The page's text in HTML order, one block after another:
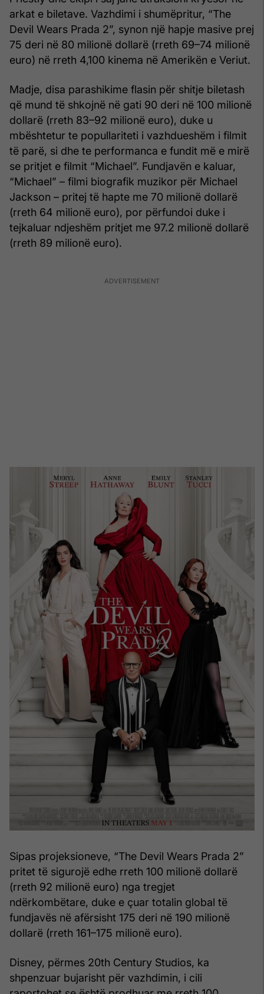
arkat e biletave. Vazhdimi i shumëpritur, “The
Devil Wears Prada 2”, synon një hapje masive prej
75 deri në 80 milionë dollarë (rreth 69–74 milionë
euro) në rreth 4,100 kinema në Amerikën e Veriut.
Madje, disa parashikime flasin për shitje biletash
që mund të shkojnë në gati 90 deri në 100 milionë
dollarë (rreth 83–92 milionë euro), duke u
mbështetur te popullariteti i vazhdueshëm i filmit
të parë, si dhe te performanca e fundit më e mirë
se pritjet e filmit “Michael”. Fundjavën e kaluar,
“Michael” – filmi biografik muzikor për Michael
Jackson – pritej të hapte me 70 milionë dollarë
(rreth 64 milionë euro), por përfundoi duke i
tejkaluar ndjeshëm pritjet me 97.2 milionë dollarë
(rreth 89 milionë euro).
Sipas projeksioneve, “The Devil Wears Prada 2”
pritet të sigurojë edhe rreth 100 milionë dollarë
(rreth 92 milionë euro) nga tregjet
ndërkombëtare, duke e çuar totalin global të
fundjavës në afërsisht 175 deri në 190 milionë
dollarë (rreth 161–175 milionë euro).
Disney, përmes 20th Century Studios, ka
shpenzuar bujarisht për vazhdimin, i cili